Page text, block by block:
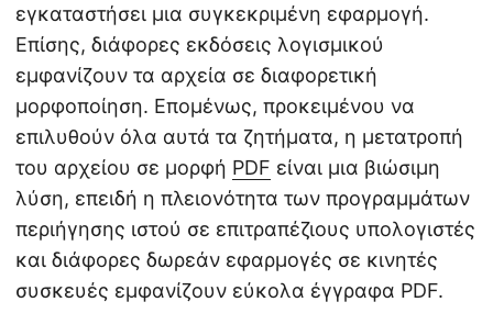
εγκαταστήσει μια συγκεκριμένη εφαρμογή.
Επίσης, διάφορες εκδόσεις λογισμικού
εμφανίζουν τα αρχεία σε διαφορετική
μορφοποίηση. Επομένως, προκειμένου να
επιλυθούν όλα αυτά τα ζητήματα, η μετατροπή
του αρχείου σε μορφή PDF είναι μια βιώσιμη
λύση, επειδή η πλειονότητα των προγραμμάτων
περιήγησης ιστού σε επιτραπέζιους υπολογιστές
και διάφορες δωρεάν εφαρμογές σε κινητές
συσκευές εμφανίζουν εύκολα έγγραφα PDF.